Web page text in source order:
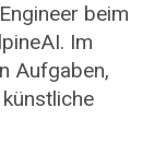
beim
Im
Aufgaben,